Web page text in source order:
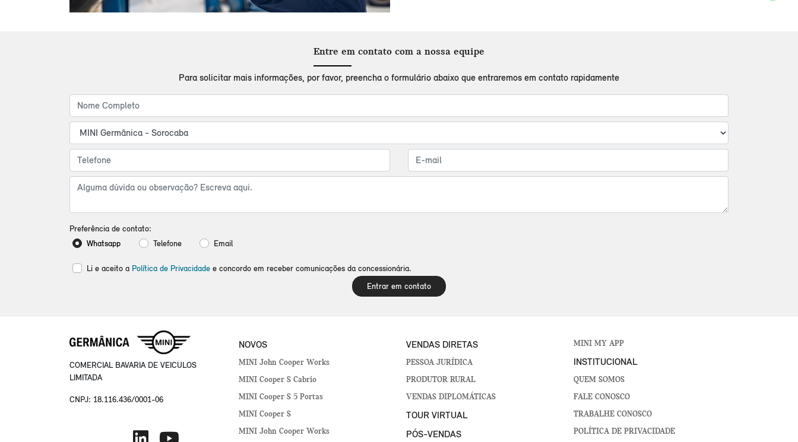
Entre em contato com a nossa equipe
Para solicitar mais informações, por favor, preencha o formulário abaixo que entraremos em contato rapidamente
Preferência de contato:
Whatsapp
Telefone Email
Li e aceito a Política de Privacidadee concordo em receber comunicações da concessionária.
Entrar em contato
COMERCIAL BAVARIA DE VEICULOS
LIMITADA
CNPJ: 18.116.436/0001-06
NOVOS
MINI John Cooper Works
MINI Cooper S Cabrio
MINI Cooper S 5 Portas
MINI Cooper S
MINI John Cooper Works
VENDAS DIRETAS
PESSOA JURÍDICA
PRODUTOR RURAL
VENDAS DIPLOMÁTICAS
TOUR VIRTUAL
PÓS-VENDAS
MINI MY APP
INSTITUCIONAL
QUEM SOMOS
FALE CONOSCO
TRABALHE CONOSCO
POLÍTICA DE PRIVACIDADE